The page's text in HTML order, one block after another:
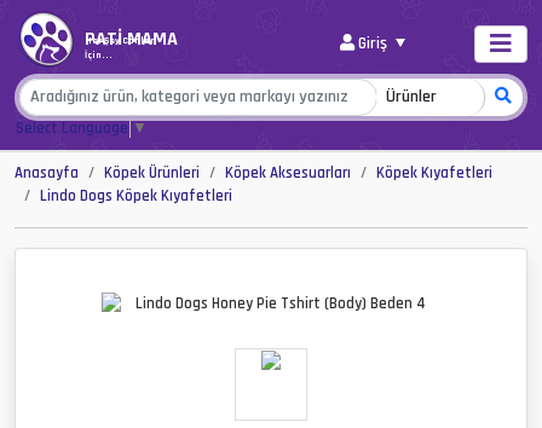
PATİ MAMA
Her Şey Canlar
İçin...
Giriş
Select Language▼
Anasayfa Köpek Ürünleri Köpek Aksesuarları
Köpek Kıyafetleri
Lindo Dogs Köpek Kıyafetleri